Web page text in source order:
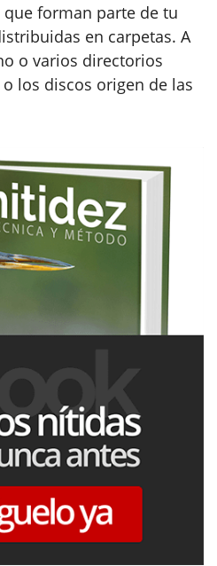
forman parte de tu
en carpetas. A
o varios directorios
los discos origen de las